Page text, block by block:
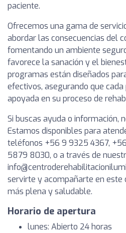
paciente.
Ofrecemos una gama de
abordar las consecuencias del
fomentando un ambiente
favorece la sanación y el
programas están diseñados
efectivos, asegurando que
apoyada en su proceso de
Si buscas ayuda o información,
Estamos disponibles para
teléfonos +56 9 9325 4367,
5879 8030, o a través de
servirte y acompañarte en este
más plena y saludable.
Horario de apertura
lunes: Abierto 24 horas